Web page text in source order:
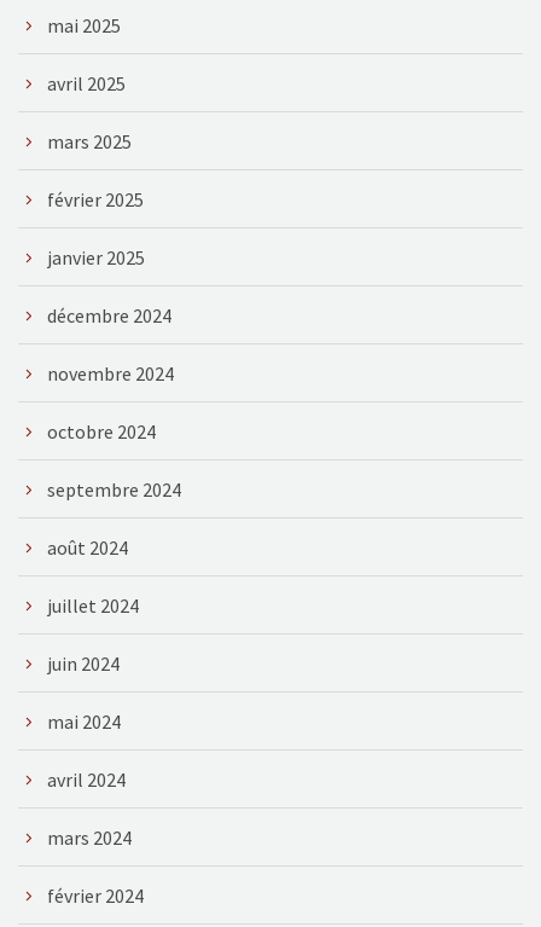
mai 2025
avril 2025
mars 2025
février 2025
janvier 2025
décembre 2024
novembre 2024
octobre 2024
septembre 2024
août 2024
juillet 2024
juin 2024
mai 2024
avril 2024
mars 2024
février 2024